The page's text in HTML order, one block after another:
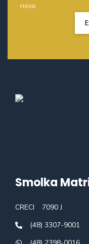
novo
Smolka
CRECI
7090 J
(48) 3307-9001